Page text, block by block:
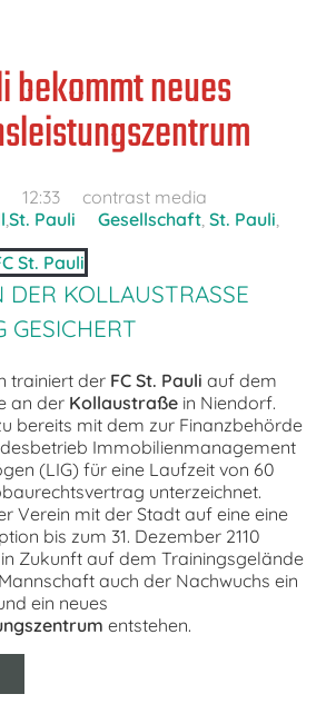
bekommt neues
12:33
contrast media
St. Pauli Gesellschaft St. Pauli
KOLLAUSTRASSE L
trainiert der FC St. Pauli auf dem
an der Kollaustraße in Niendorf.
bereits mit dem zur Finanzbehörde
Immobilienmanagement
(LIG) für eine Laufzeit von 60
unterzeichnet.
Verein mit der Stadt auf eine eine
bis zum 31. Dezember 2110
Zukunft auf dem Trainingsgelände
auch der Nachwuchs ein
ein neues
entstehen.